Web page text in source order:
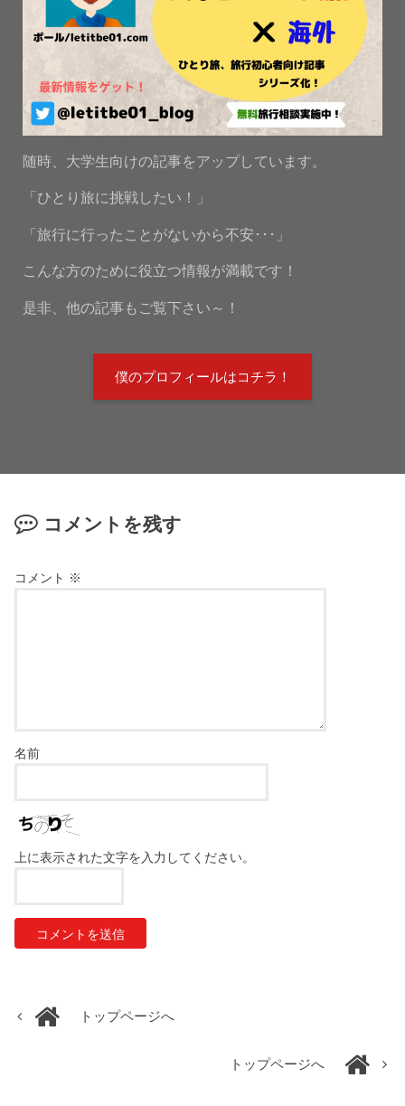
随時、大学生向けの記事をアップしています。
「ひとり旅に挑戦したい！」
「旅行に行ったことがないから不安･･･」
こんな方のために役立つ情報が満載です！
是非、他の記事もご覧下さい～！
僕のプロフィールはコチラ！
コメントを残す
コメント ※
名前
上に表示された文字を入力してください。
トップページへ
トップページへ